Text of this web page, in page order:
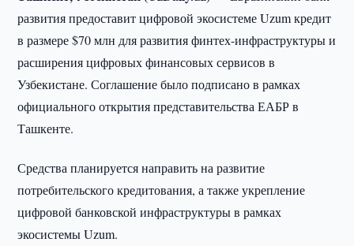
развития предоставит цифровой экосистеме Uzum кредит
в размере $70 млн для развития финтех-инфраструктуры и
расширения цифровых финансовых сервисов в
Узбекистане. Соглашение было подписано в рамках
официального открытия представительства ЕАБР в
Ташкенте.
Средства планируется направить на развитие
потребительского кредитования, а также укрепление
цифровой банковской инфраструктуры в рамках
экосистемы Uzum.